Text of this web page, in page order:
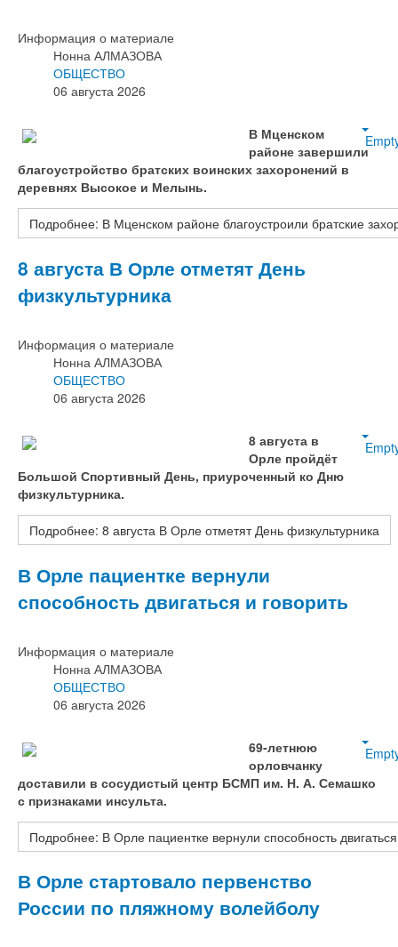
Информация о материале
Нонна АЛМАЗОВА
ОБЩЕСТВО
06 августа 2026
В Мценском
районе завершили
благоустройство братских воинских захоронений в
деревнях Высокое и Мелынь.
Подробнее: В Мценском районе благоустроили братские
8 августа В Орле отметят День
физкультурника
Информация о материале
Нонна АЛМАЗОВА
ОБЩЕСТВО
06 августа 2026
8 августа в
Орле пройдёт
Большой Спортивный День, приуроченный ко Дню
физкультурника.
Подробнее: 8 августа В Орле отметят День физкультурника
В Орле пациентке вернули
способность двигаться и говорить
Информация о материале
Нонна АЛМАЗОВА
ОБЩЕСТВО
06 августа 2026
69‑летнюю
орловчанку
доставили в сосудистый центр БСМП им. Н. А. Семашко
с признаками инсульта.
Подробнее: В Орле пациентке вернули способность
В Орле стартовало первенство
России по пляжному волейболу